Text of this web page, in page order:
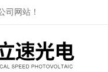
司网站！